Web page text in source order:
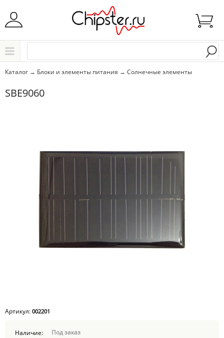
Начните водить название города..
Каталог → Блоки и элементы питания → Солнечные элементы
SBE9060
Артикул: 002201
Наличие:
Под заказ